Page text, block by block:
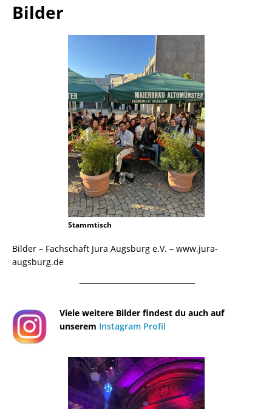
Bilder
Stammtisch
Bilder – Fachschaft Jura Augsburg e.V. – www.jura-
augsburg.de
¯¯¯¯¯¯¯¯¯¯¯¯¯¯¯¯¯¯¯¯¯¯¯¯¯¯¯¯¯¯¯¯¯¯¯¯¯¯
Viele weitere Bilder findest du auch auf
unserem Instagram Profil